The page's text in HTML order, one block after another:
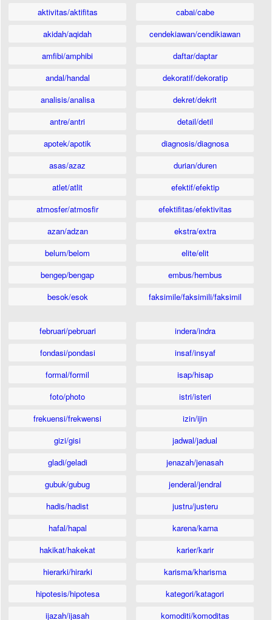
aktivitas/aktifitas
akidah/aqidah
amfibi/amphibi
andal/handal
analisis/analisa
antre/antri
apotek/apotik
asas/azaz
atlet/atlit
atmosfer/atmosfir
azan/adzan
belum/belom
bengep/bengap
besok/esok
cabai/cabe
cendekiawan/cendikiawan
daftar/daptar
dekoratif/dekoratip
dekret/dekrit
detail/detil
diagnosis/diagnosa
durian/duren
efektif/efektip
efektifitas/efektivitas
ekstra/extra
elite/elit
embus/hembus
faksimile/faksimili/faksimil
februari/pebruari
fondasi/pondasi
formal/formil
foto/photo
frekuensi/frekwensi
gizi/gisi
gladi/geladi
gubuk/gubug
hadis/hadist
hafal/hapal
hakikat/hakekat
hierarki/hirarki
hipotesis/hipotesa
ijazah/ijasah
indera/indra
insaf/insyaf
isap/hisap
istri/isteri
izin/ijin
jadwal/jadual
jenazah/jenasah
jenderal/jendral
justru/justeru
karena/karna
karier/karir
karisma/kharisma
kategori/katagori
komoditi/komoditas